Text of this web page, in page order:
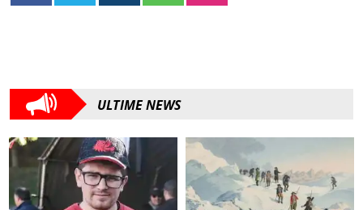
ULTIME NEWS